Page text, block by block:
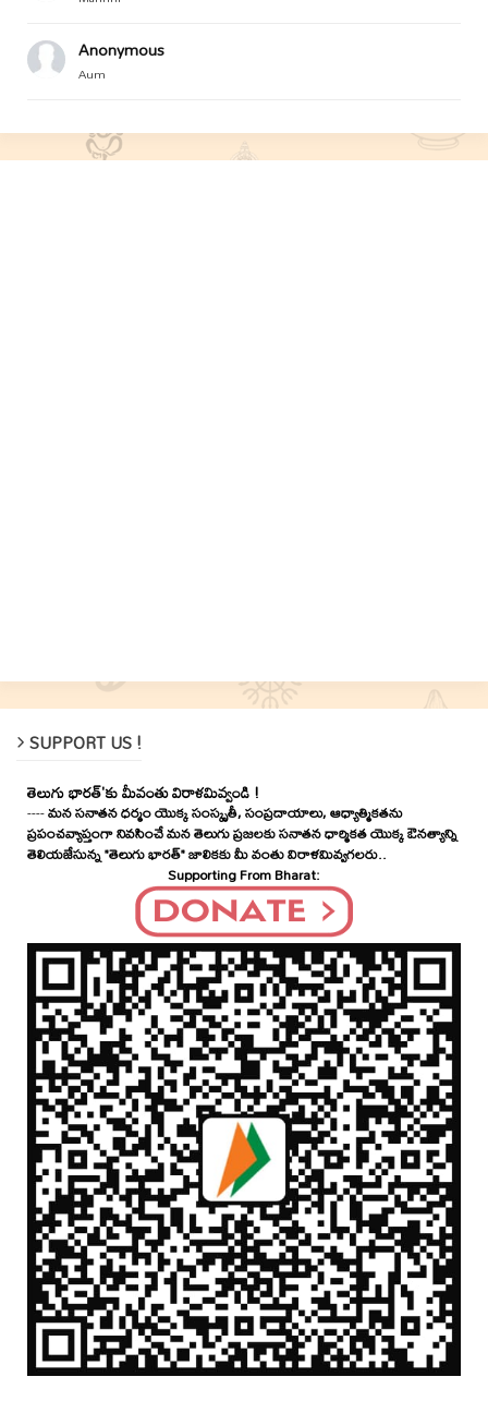
Anonymous
Aum
SUPPORT US !
తెలుగు భారత్'కు మీవంతు విరాళమివ్వండి !
----మన సనాతన ధర్మం యొక్క సంస్కృతీ, సంప్రదాయాలు, ఆధ్యాత్మికతను
ప్రపంచవ్యాప్తంగా నివసించే మన తెలుగు ప్రజలకు సనాతన ధార్మికత యొక్క ఔనత్యాన్ని
తెలియజేసున్న "తెలుగు భారత్" జాలికకు మీ వంతు విరాళమివ్వగలరు..
Supporting From Bharat: